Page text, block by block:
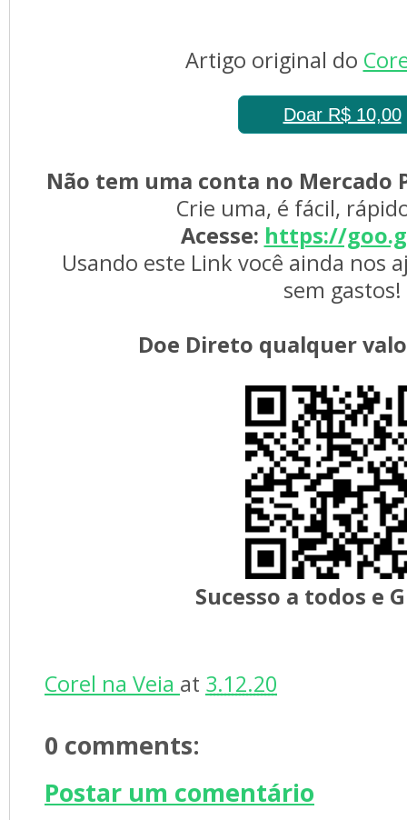
Artigo original do
Doar R$ 10,00
Não tem uma conta no Mercado
Crie uma, é fácil,
Acesse: https://
Usando este Link você ainda nos
sem gastos!
Doe Direto qualquer valo
Sucesso a todos e
Corel na Veia at 3.12.20
0 comments:
Postar um comentário